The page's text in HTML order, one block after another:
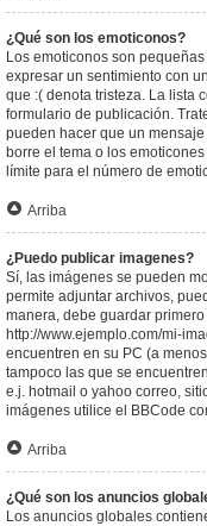
¿Qué son los emoticonos?
Los emoticonos son
expresar un sentimiento con
que :( denota tristeza. La lista
formulario de publicación.
pueden hacer que un
borre el tema o los
límite para el número de
Arriba
¿Puedo publicar imagenes?
Sí, las imágenes se pueden
permite adjuntar archivos,
manera, debe guardar
http://www.ejemplo.com/mi-
encuentren en su PC (a
tampoco las que se
e.j. hotmail o yahoo correo,
imágenes utilice el BBCode
Arriba
¿Qué son los anuncios
Los anuncios globales